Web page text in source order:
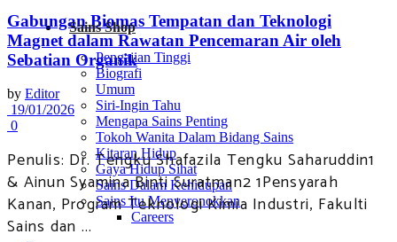
Sains Shop
Pengajian Tinggi
Biografi
Umum
Siri-Ingin Tahu
Mengapa Sains Penting
Tokoh Wanita Dalam Bidang Sains
Kitaran Hidup
Gaya Hidup Sihat
Sains Dalam Kehidupan
Sains Itu Menyeronokkan
Careers
Gabungan Biomas Tempatan dan Teknologi
Magnet dalam Rawatan Pencemaran Air oleh
Sebatian Organik
by Editor
19/01/2026
0
Penulis: Dr. Tengku Shafazila Tengku Saharuddin1
& Ainun Syamina Binti Suratman2 1Pensyarah
Kanan, Program Teknologi Kimia Industri, Fakulti
Sains dan ...